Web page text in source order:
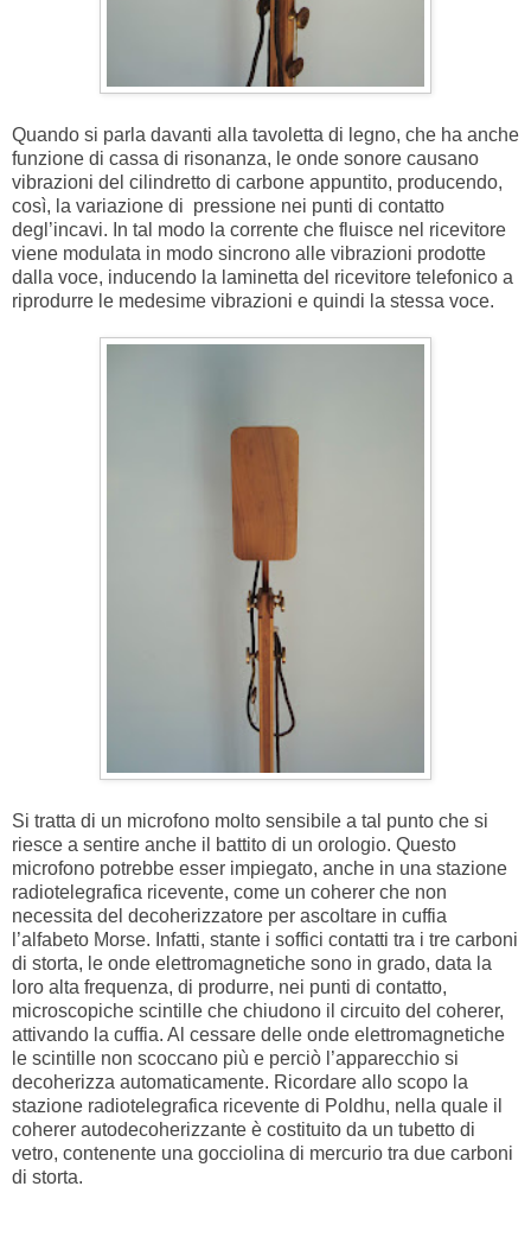
Quando si parla davanti alla tavoletta di legno, che ha anche
funzione di cassa di risonanza, le onde sonore causano
vibrazioni del cilindretto di carbone appuntito, producendo,
così, la variazione di pressione nei punti di contatto
degl’incavi. In tal modo la corrente che fluisce nel ricevitore
viene modulata in modo sincrono alle vibrazioni prodotte
dalla voce, inducendo la laminetta del ricevitore telefonico a
riprodurre le medesime vibrazioni e quindi la stessa voce.
Si tratta di un microfono molto sensibile a tal punto che si
riesce a sentire anche il battito di un orologio. Questo
microfono potrebbe esser impiegato, anche in una stazione
radiotelegrafica ricevente, come un coherer che non
necessita del decoherizzatore per ascoltare in cuffia
l’alfabeto Morse. Infatti, stante i soffici contatti tra i tre carboni
di storta, le onde elettromagnetiche sono in grado, data la
loro alta frequenza, di produrre, nei punti di contatto,
microscopiche scintille che chiudono il circuito del coherer,
attivando la cuffia. Al cessare delle onde elettromagnetiche
le scintille non scoccano più e perciò l’apparecchio si
decoherizza automaticamente. Ricordare allo scopo la
stazione radiotelegrafica ricevente di Poldhu, nella quale il
coherer autodecoherizzante è costituito da un tubetto di
vetro, contenente una gocciolina di mercurio tra due carboni
di storta.